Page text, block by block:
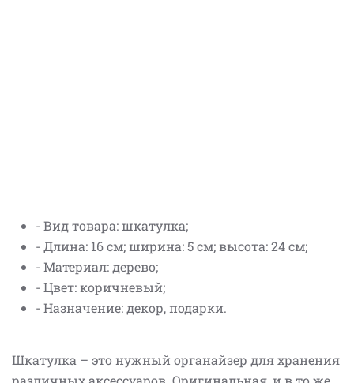
- Вид товара: шкатулка;
- Длина: 16 см; ширина: 5 см; высота: 24 см;
- Материал: дерево;
- Цвет: коричневый;
- Назначение: декор, подарки.
Шкатулка – это нужный органайзер для хранения